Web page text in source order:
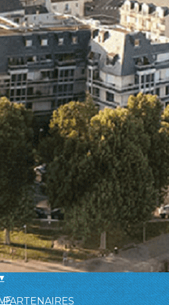
colonnes affichées
des réseaux sociaux
▾